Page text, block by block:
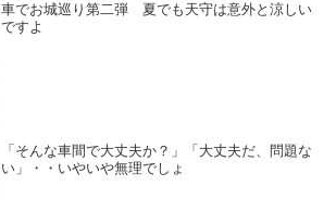
車でお城巡り第二弾 夏でも天守は意外と涼しい
ですよ
「そんな車間で大丈夫か？」「大丈夫だ、問題な
い」・・いやいや無理でしょ